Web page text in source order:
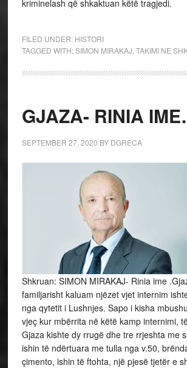
kriminelash që shkaktuan këtë tragjedi.
FILED UNDER: HISTORI
TAGGED WITH:SIMON MIRAKAJ,TAKIMI NE
GJAZA- RINIA
SEPTEMBER 27, 2020 BY DGRECA
Shkruan: SIMON MIRAKAJ- Rinia ime
familjarisht kaluam njëzet vjet internim
nga qytetit i Lushnjes. Sapo i kisha
vjeç kur mbërrita në këtë kamp internimi,
Gjaza kishte dy rrugë dhe tre rrjeshta me
ishin të ndërtuara me tulla nga v.50,
çimento, ishin të ftohta, një pjesë tjetër e